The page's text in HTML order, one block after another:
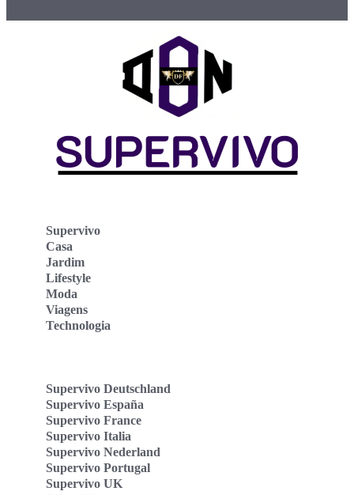
Supervivo
Casa
Jardim
Lifestyle
Moda
Viagens
Technologia
Supervivo Deutschland
Supervivo España
Supervivo France
Supervivo Italia
Supervivo Nederland
Supervivo Portugal
Supervivo UK